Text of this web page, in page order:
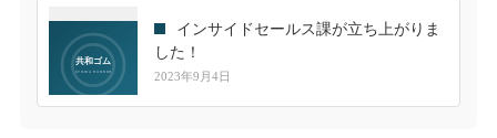
インサイドセールス課が立ち上がりま
した！
2023年9月4日